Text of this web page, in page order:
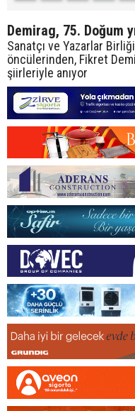
Demirag, 75. Doğum
Sanatçı ve Yazarlar
öncülerinden, Fikret
şiirleriyle anıyor